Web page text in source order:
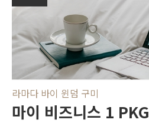
라마다 바이 윈덤 구미
마이 비즈니스 1 PKG